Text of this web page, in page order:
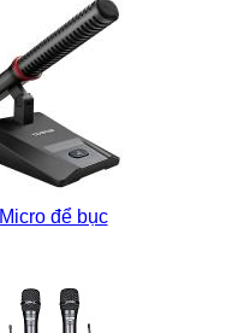
Micro để bục